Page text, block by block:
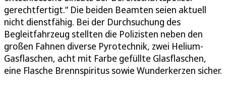
gerechtfertigt.“ Die beiden Beamten seien aktuell
nicht dienstfähig. Bei der Durchsuchung des
Begleitfahrzeug stellten die Polizisten neben den
großen Fahnen diverse Pyrotechnik, zwei Helium-
Gasflaschen, acht mit Farbe gefüllte Glasflaschen,
eine Flasche Brennspiritus sowie Wunderkerzen sicher.